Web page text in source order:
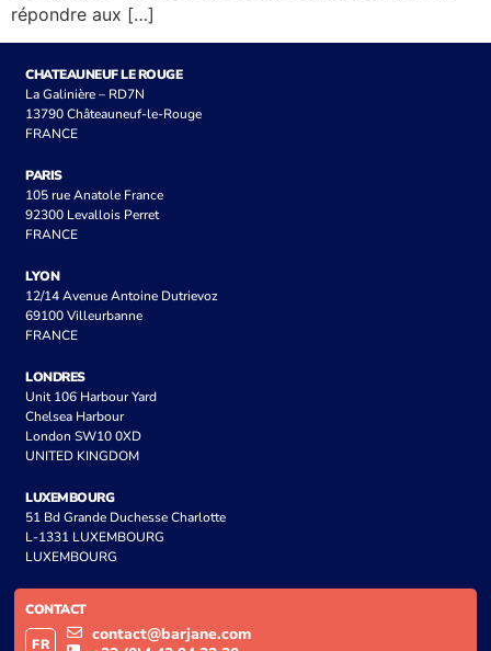
répondre aux […]
CHATEAUNEUF LE ROUGE
La Galinière – RD7N
13790 Châteauneuf-le-Rouge
FRANCE
PARIS
105 rue Anatole France
92300 Levallois Perret
FRANCE
LYON
12/14 Avenue Antoine Dutrievoz
69100 Villeurbanne
FRANCE
LONDRES
Unit 106 Harbour Yard
Chelsea Harbour
London SW10 0XD
UNITED KINGDOM
LUXEMBOURG
51 Bd Grande Duchesse Charlotte
L-1331 LUXEMBOURG
LUXEMBOURG
CONTACT
FR
contact@barjane.com